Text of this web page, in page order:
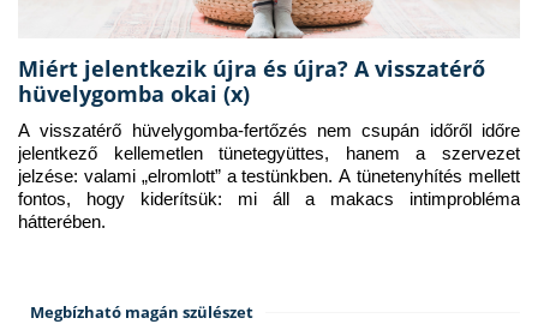
Miért jelentkezik újra és újra? A visszatérő
hüvelygomba okai (x)
A visszatérő hüvelygomba-fertőzés nem csupán időről időre
jelentkező kellemetlen tünetegyüttes, hanem a szervezet
jelzése: valami „elromlott” a testünkben. A tünetenyhítés mellett
fontos, hogy kiderítsük: mi áll a makacs intimprobléma
hátterében.
Megbízható magán szülészet